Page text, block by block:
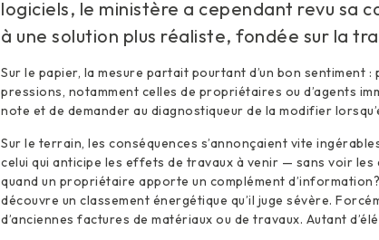
logiciels, le ministère a cependant revu sa
à une solution plus réaliste, fondée sur la
Sur le papier, la mesure partait pourtant d’un bon
pressions, notamment celles de propriétaires ou d’agents
note et de demander au diagnostiqueur de la modifier
Sur le terrain, les conséquences s’annonçaient vite
celui qui anticipe les effets de travaux à venir — sans voir
quand un propriétaire apporte un complément
découvre un classement énergétique qu’il juge sévère.
d’anciennes factures de matériaux ou de travaux. Autant